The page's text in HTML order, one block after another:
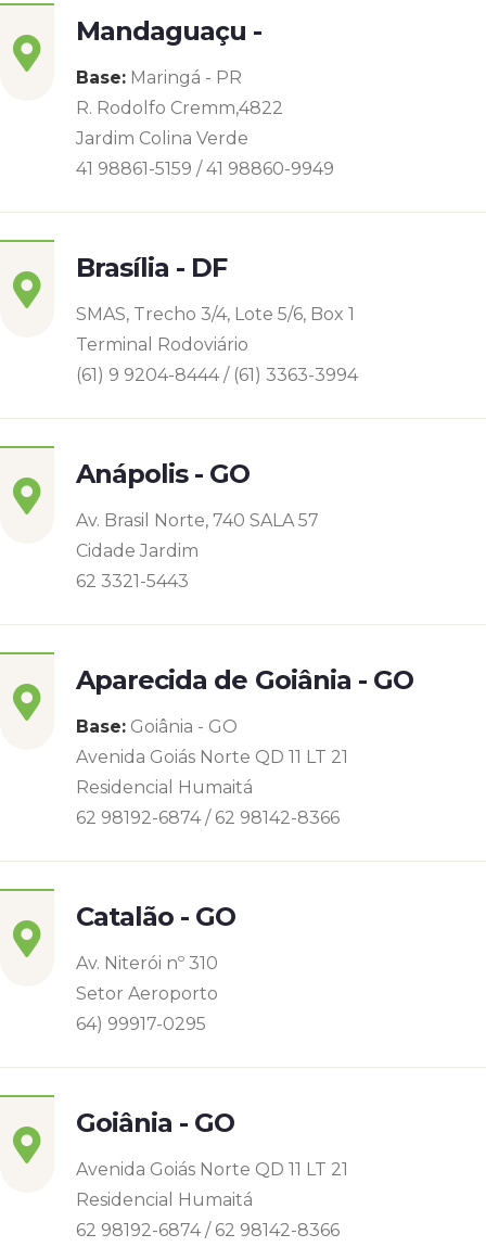
Mandaguaçu -
Base: Maringá - PR
R. Rodolfo Cremm,4822
Jardim Colina Verde
41 98861-5159 / 41 98860-9949
Brasília - DF
SMAS, Trecho 3/4, Lote 5/6, Box 1
Terminal Rodoviário
(61) 9 9204-8444 / (61) 3363-3994
Anápolis - GO
Av. Brasil Norte, 740 SALA 57
Cidade Jardim
62 3321-5443
Aparecida de Goiânia - GO
Base: Goiânia - GO
Avenida Goiás Norte QD 11 LT 21
Residencial Humaitá
62 98192-6874 / 62 98142-8366
Catalão - GO
Av. Niterói nº 310
Setor Aeroporto
64) 99917-0295
Goiânia - GO
Avenida Goiás Norte QD 11 LT 21
Residencial Humaitá
62 98192-6874 / 62 98142-8366